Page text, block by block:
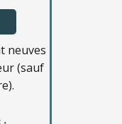
neuves
(sauf